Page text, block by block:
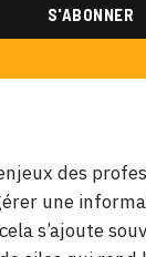
des
une
s’ajoute